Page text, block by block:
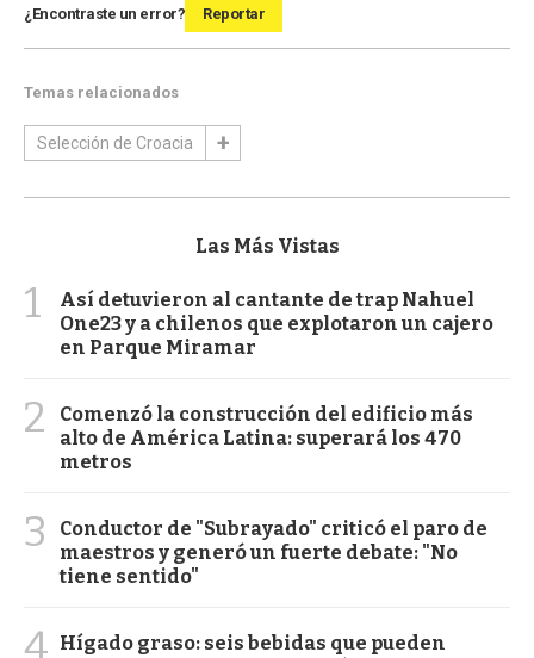
¿Encontraste un error? Reportar
Temas relacionados
Selección de Croacia
Las Más Vistas
1
Así detuvieron al cantante de trap Nahuel
One23 y a chilenos que explotaron un cajero
en Parque Miramar
2
Comenzó la construcción del edificio más
alto de América Latina: superará los 470
metros
3
Conductor de "Subrayado" criticó el paro de
maestros y generó un fuerte debate: "No
tiene sentido"
4 Hígado graso: seis bebidas que pueden